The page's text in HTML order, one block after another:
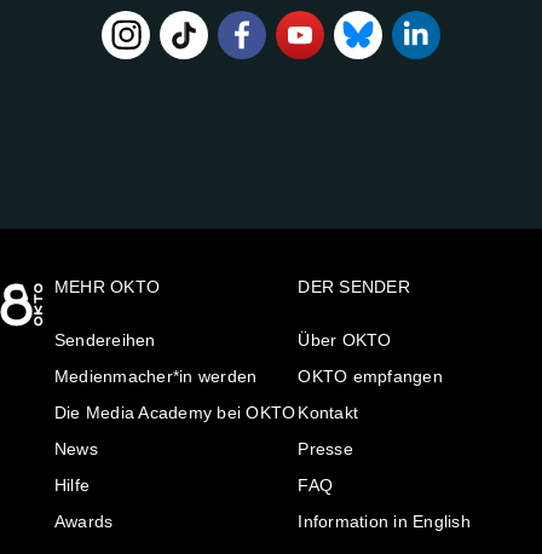
MEHR OKTO
Sendereihen
Medienmacher*in werden
Die Media Academy bei OKTO
News
Hilfe
Awards
DER SENDER
Über OKTO
OKTO empfangen
Kontakt
Presse
FAQ
Information in English